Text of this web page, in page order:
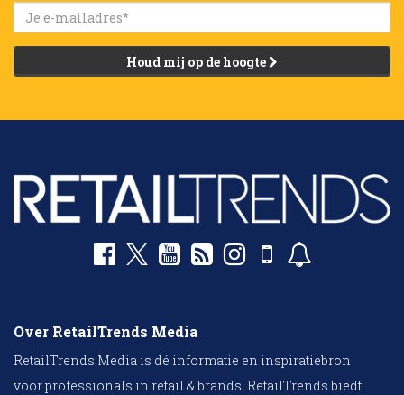
Houd mij op de hoogte
Over RetailTrends Media
RetailTrends Media is dé informatie en inspiratiebron
voor professionals in retail & brands. RetailTrends biedt